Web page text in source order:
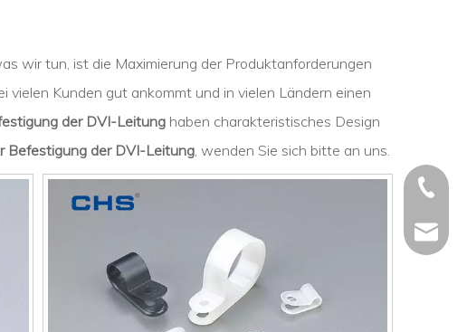
wir tun, ist die Maximierung der Produktanforderungen
vielen Kunden gut ankommt und in vielen Ländern einen
der DVI-Leitung haben charakteristisches Design
Befestigung der DVI-Leitung, wenden Sie sich bitte an uns.
+86 -
+86 -